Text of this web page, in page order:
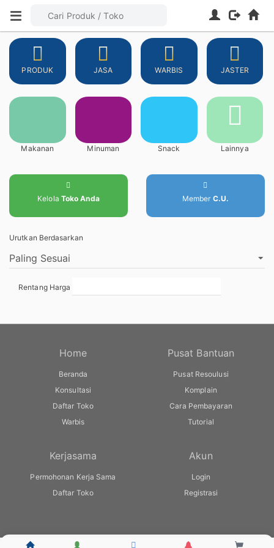
PRODUK JASA WARBIS JASTER
Makanan Minuman Snack Lainnya
Kelola Toko Anda Member C.U.
Urutkan Berdasarkan
Rentang Harga
Home
Beranda
Konsultasi
Daftar Toko
Warbis
Pusat Bantuan
Pusat Resoulusi
Komplain
Cara Pembayaran
Tutorial
Kerjasama
Permohonan Kerja Sama
Daftar Toko
Akun
Login
Registrasi
© warbis.id